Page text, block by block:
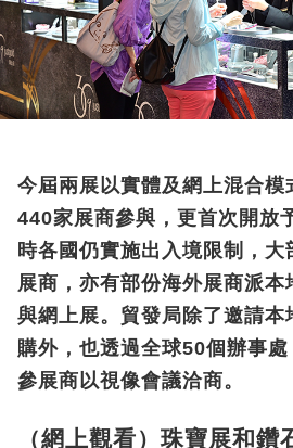
今屆兩展以實體及網上混合模
440家展商參與，更首次開放
時各國仍實施出入境限制，
展商，亦有部份海外展商派本
與網上展。貿發局除了邀請本
購外，也透過全球50個辦事
參展商以視像會議洽商。
（網上觀看）珠寶展和鑽